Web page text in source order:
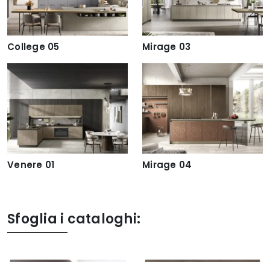
College 05 Mirage 03
Venere 01 Mirage 04
Sfoglia i cataloghi: